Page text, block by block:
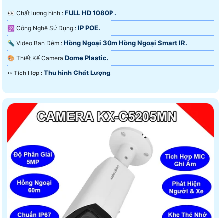
️👀 Chất lượng hình : FULL HD 1080P .
🕉️ Công Nghệ Sử Dụng : IP POE.
🔦 Video Ban Đêm : Hồng Ngoại 30m Hồng Ngoại Smart IR.
🎨 Thiết Kế Camera Dome Plastic.
️↭ Tích Hợp : Thu hình Chất Lượng.